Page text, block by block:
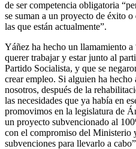
de ser competencia obligatoria
se suman a un proyecto de éxito
las que están actualmente”.
Yáñez ha hecho un llamamiento a
querer trabajar y estar junto al
Partido Socialista, y que se
crear empleo. Si alguien ha
nosotros, después de la
las necesidades que ya había en
promovimos en la legislatura de
un proyecto subvencionado al
con el compromiso del Ministerio
subvenciones para llevarlo a